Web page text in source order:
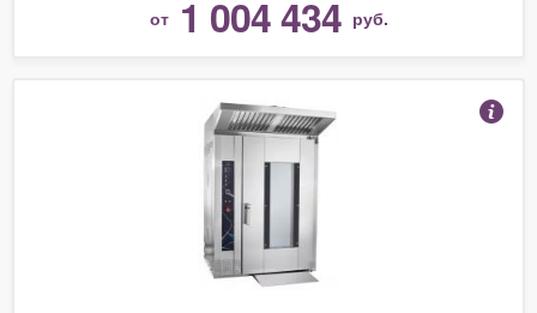
от 1 004 434 руб.